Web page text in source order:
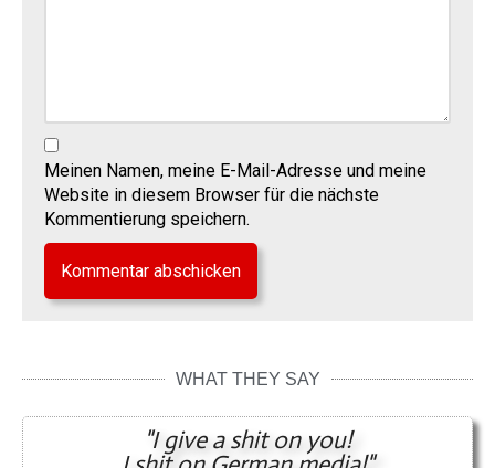
Meinen Namen, meine E-Mail-Adresse und meine
Website in diesem Browser für die nächste
Kommentierung speichern.
WHAT THEY SAY
"I give a shit on you!